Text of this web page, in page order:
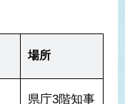
場所
県庁3階知事